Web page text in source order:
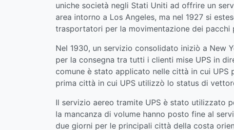
uniche società negli Stati Uniti ad offrire un
area intorno a Los Angeles, ma nel 1927 si
trasportatori per la movimentazione dei pacchi
Nel 1930, un servizio consolidato iniziò a
per la consegna tra tutti i clienti mise UPS in
comune è stato applicato nelle città in cui
prima città in cui UPS utilizzò lo status di
Il servizio aereo tramite UPS è stato utilizzato
la mancanza di volume hanno posto fine al
due giorni per le principali città della costa